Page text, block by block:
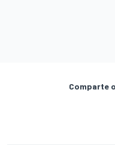
Comparte